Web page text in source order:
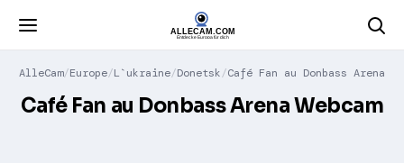
AlleCam Europe L`ukraine Donetsk Café Fan au Donbass Arena
Café Fan au Donbass Arena Webcam